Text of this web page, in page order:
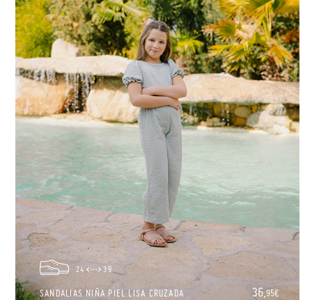
24 39
SANDALIAS NIÑA PIEL LISA CRUZADA 36,95€